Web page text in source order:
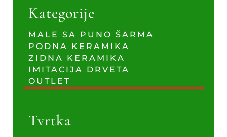
Kategorije
MALE SA PUNO ŠARMA
PODNA KERAMIKA
ZIDNA KERAMIKA
IMITACIJA DRVETA
OUTLET
Tvrtka